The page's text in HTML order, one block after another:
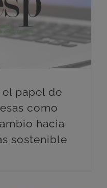
el papel de
como
hacia
sostenible